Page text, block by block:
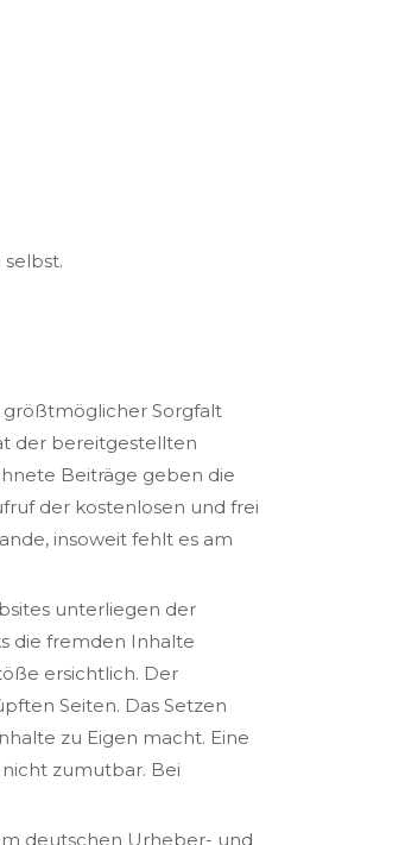
größtmöglicher Sorgfalt
der bereitgestellten
Beiträge geben die
der kostenlosen und frei
insoweit fehlt es am
unterliegen der
die fremden Inhalte
ersichtlich. Der
Seiten. Das Setzen
zu Eigen macht. Eine
zumutbar. Bei
deutschen Urheber- und